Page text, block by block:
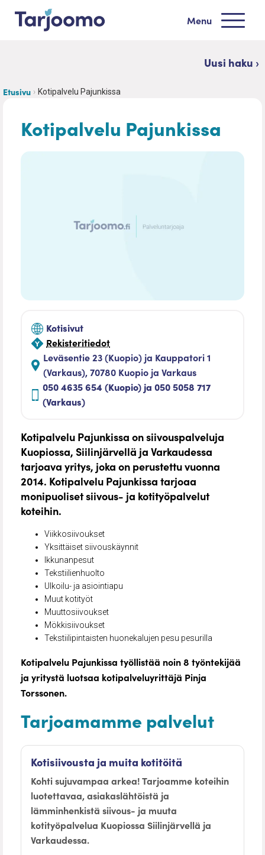
Siirry sisältöön
Menu
Uusi haku ›
Etusivu Kotipalvelu Pajunkissa
Kotipalvelu Pajunkissa
Leväsentie 23 (Kuopio) ja Kauppatori 1
(Varkaus), 70780 Kuopio ja Varkaus
050 4635 654 (Kuopio) ja 050 5058 717
(Varkaus)
Kotisivut
Rekisteritiedot
Kotipalvelu Pajunkissa on siivouspalveluja
Kuopiossa, Siilinjärvellä ja Varkaudessa
tarjoava yritys, joka on perustettu vuonna
2014. Kotipalvelu Pajunkissa tarjoaa
monipuoliset siivous- ja kotityöpalvelut
koteihin.
Viikkosiivoukset
Yksittäiset siivouskäynnit
Ikkunanpesut
Tekstiilienhuolto
Ulkoilu- ja asiointiapu
Muut kotityöt
Muuttosiivoukset
Mökkisiivoukset
Tekstiilipintaisten huonekalujen pesu pesurilla
Kotipalvelu Pajunkissa työllistää noin 8 työntekijää
ja yritystä luotsaa kotipalveluyrittäjä Pinja
Torssonen.
Tarjoamamme palvelut
Kotisiivousta ja muita kotitöitä
Kohti sujuvampaa arkea! Tarjoamme koteihin
luotettavaa, asiakaslähtöistä ja
lämminhenkistä siivous- ja muuta
kotityöpalvelua Kuopiossa Siilinjärvellä ja
Varkaudessa.